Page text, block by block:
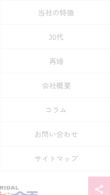
当社の特徴
30代
再婚
会社概要
コラム
お問い合わせ
サイトマップ